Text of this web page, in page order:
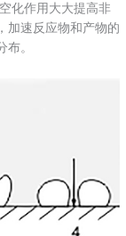
化作用大大提高非
加速反应物和产物的
。